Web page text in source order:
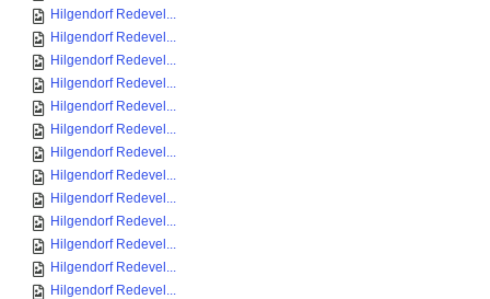
Hilgendorf Redevel...
Hilgendorf Redevel...
Hilgendorf Redevel...
Hilgendorf Redevel...
Hilgendorf Redevel...
Hilgendorf Redevel...
Hilgendorf Redevel...
Hilgendorf Redevel...
Hilgendorf Redevel...
Hilgendorf Redevel...
Hilgendorf Redevel...
Hilgendorf Redevel...
Hilgendorf Redevel...